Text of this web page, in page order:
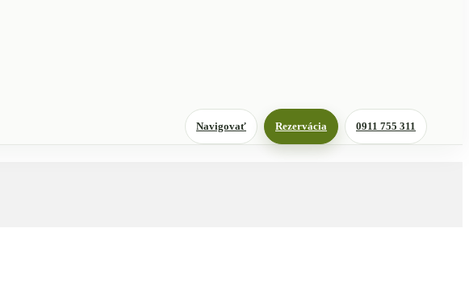
Navigovať Rezervácia 0911 755 311